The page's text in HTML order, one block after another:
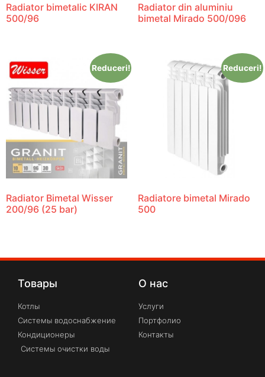
Radiator bimetalic KIRAN
500/96
Radiator din aluminiu
bimetal Mirado 500/096
Reduceri!
Radiator Bimetal Wisser
200/96 (25 bar)
Reduceri!
Radiatore bimetal Mirado
500
Товары
Котлы
Системы водоснабжение
Кондиционеры
Системы очистки воды
О нас
Услуги
Портфолио
Контакты